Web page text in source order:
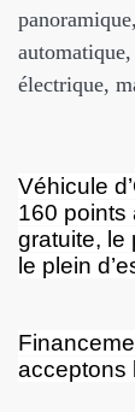
électrique,
Véhicule
160 points
gratuite, le
le plein
acceptons